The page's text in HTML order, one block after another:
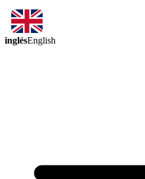
inglésEnglish